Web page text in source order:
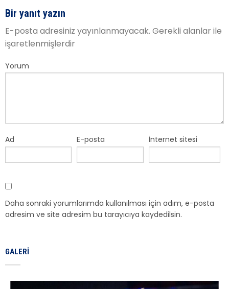
Bir yanıt yazın
E-posta adresiniz yayınlanmayacak. Gerekli alanlar ile
işaretlenmişlerdir
Yorum
Ad E-posta İnternet sitesi
Daha sonraki yorumlarımda kullanılması için adım, e-posta
adresim ve site adresim bu tarayıcıya kaydedilsin.
GALERI